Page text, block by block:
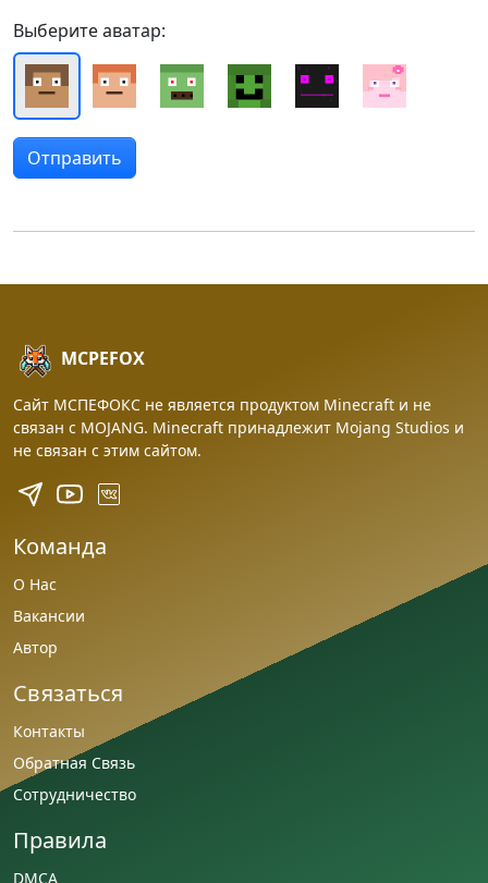
Выберите аватар:
MCPEFOX
Сайт МСПЕФОКС не является продуктом Minecraft и не
связан с MOJANG. Minecraft принадлежит Mojang Studios и
не связан с этим сайтом.
Команда
О Нас
Вакансии
Автор
Связаться
Контакты
Обратная Связь
Сотрудничество
Правила
DMCA